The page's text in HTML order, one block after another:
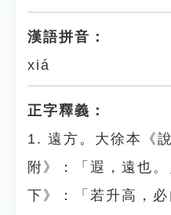
漢語拼音：
xiá
正字釋義：
1. 遠方。大徐本《
附》：「遐，遠也
下》：「若升高，